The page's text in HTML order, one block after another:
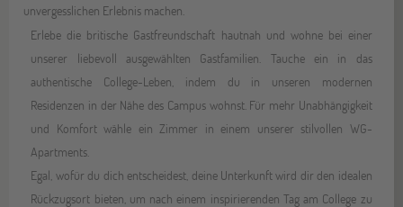
unvergesslichen Erlebnis machen.
Erlebe die britische Gastfreundschaft hautnah und wohne bei einer
unserer liebevoll ausgewählten Gastfamilien. Tauche ein in das
authentische College-Leben, indem du in unseren modernen
Residenzen in der Nähe des Campus wohnst. Für mehr Unabhängigkeit
und Komfort wähle ein Zimmer in einem unserer stilvollen WG-
Apartments.
Egal, wofür du dich entscheidest, deine Unterkunft wird dir den idealen
Rückzugsort bieten, um nach einem inspirierenden Tag am College zu